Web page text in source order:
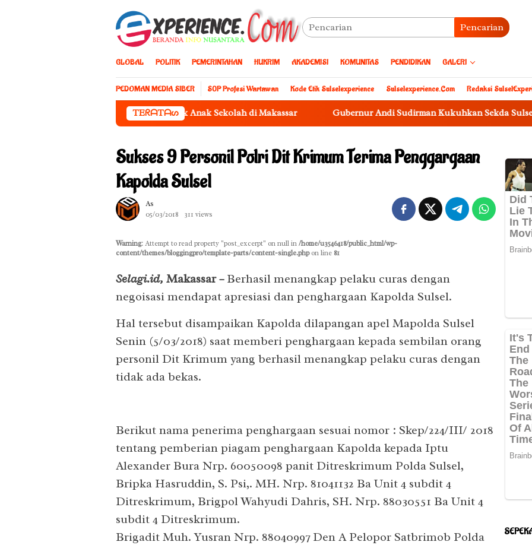
Pencarian
GLOBAL POLITIK PEMERINTAHAN HUKRIM AKADEMISI KOMUNITAS PENDIDIKAN GALERI
PEDOMAN MEDIA SIBER S0P Profesi Wartawan Kode Etik Sulselexperience Sulselexperience.com Redaksi
TEᖇᗩTᗩᔕ
Festival Kuliner Edukatif untuk Anak Sekolah di Makassar Gubernur Andi Sudirman Kukuhkan Sekda Sulsel Sebagai
Sukses 9 Personil Polri Dit Krimum Terima Penggargaan
Kapolda Sulsel
As
05/03/2018
311 views
Warning: Attempt to read property "post_excerpt" on null in/home/u3546418/public_html/wp-
content/themes/bloggingpro/template-parts/content-single.phpon line 81
Selagi.id, Makassar– Berhasil menangkap pelaku curas dengan
negoisasi mendapat apresiasi dan penghargaan Kapolda Sulsel.
Hal tersebut disampaikan Kapolda dilapangan apel Mapolda Sulsel
Senin (5/03/2018) saat memberi penghargaan kepada sembilan orang
personil Dit Krimum yang berhasil menangkap pelaku curas dengan
tidak ada bekas.
Berikut nama penerima penghargaan sesuai nomor : Skep/224/III/ 2018
tentang pemberian piagam penghargaan Kapolda kepada Iptu
Alexander Bura Nrp. 60050098 panit Ditreskrimum Polda Sulsel,
Bripka Hasruddin, S. Psi,. MH. Nrp. 81041132 Ba Unit 4 subdit 4
Ditreskrimum, Brigpol Wahyudi Dahris, SH. Nrp. 88030551 Ba Unit 4
subdit 4 Ditreskrimum.
Brigadit Muh. Yusran Nrp. 88040997 Den A Pelopor Satbrimob Polda